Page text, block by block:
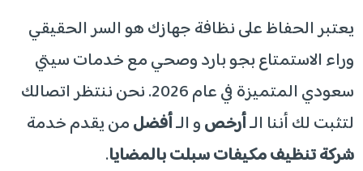
​يعتبر الحفاظ على نظافة جهازك هو السر الحقيقي
وراء الاستمتاع بجو بارد وصحي مع خدمات سيتي
سعودي المتميزة في عام 2026. نحن ننتظر اتصالك
لتثبت لك أننا الـأرخصو الـأفضلمن يقدم خدمة
شركة تنظيف مكيفات سبلت بالمضايا.